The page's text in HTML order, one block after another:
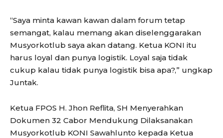
“Saya minta kawan kawan dalam forum tetap
semangat, kalau memang akan diselenggarakan
Musyorkotlub saya akan datang. Ketua KONI itu
harus loyal dan punya logistik. Loyal saja tidak
cukup kalau tidak punya logistik bisa apa?,” ungkap
Juntak.
Ketua FPOS H. Jhon Reflita, SH Menyerahkan
Dokumen 32 Cabor Mendukung Dilaksanakan
Musyorkotlub KONI Sawahlunto kepada Ketua